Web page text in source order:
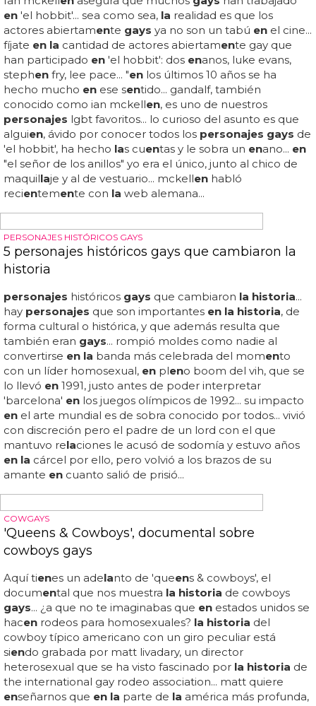
NINTENDO GAY
Los personajes de Nintendo, reinventados como
Mira a lospersonajes de nint
ososgays... nint endo + gay + osos: alucina con estas
calientes ilustraciones de
empresa dedicada a los videojuegos más gayfriendly del
mundo, aunque tímidam ente algún paso han dado en
esta dirección, como lo de permitir bodasentre
personajesdel mismo sexo en'fire emblem fates'...
ahora solo nos falta que hagan el juego de luchaentre
estospersonajesa lo 'super smash bros' y que podamos
ver peleas de ososgays en todo su esplendor y gloria...
moda de usar los amiibo de nintendo como butt plugs...
el artista leonardo gutiérrez ha unido el mundo bear y el
mundo ninten do reimaginando algunos de los
personajes...
TODO UN AVANCE
Ian McKellen asegura que muchos gays han
trabajado en 'El Hobbit'